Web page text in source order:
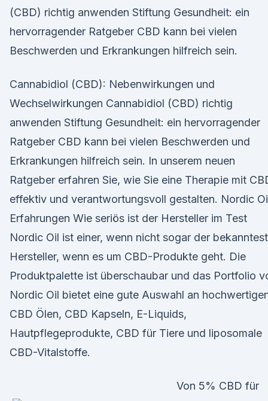
(CBD) richtig anwenden Stiftung Gesundheit: ein
hervorragender Ratgeber CBD kann bei vielen
Beschwerden und Erkrankungen hilfreich sein.
Cannabidiol (CBD): Nebenwirkungen und
Wechselwirkungen Cannabidiol (CBD) richtig
anwenden Stiftung Gesundheit: ein hervorragender
Ratgeber CBD kann bei vielen Beschwerden und
Erkrankungen hilfreich sein. In unserem neuen
Ratgeber erfahren Sie, wie Sie eine Therapie mit
effektiv und verantwortungsvoll gestalten. Nordic
Erfahrungen Wie seriös ist der Hersteller im Test
Nordic Oil ist einer, wenn nicht sogar der
Hersteller, wenn es um CBD-Produkte geht. Die
Produktpalette ist überschaubar und das Portfolio
Nordic Oil bietet eine gute Auswahl an
CBD Ölen, CBD Kapseln, E-Liquids,
Hautpflegeprodukte, CBD für Tiere und liposomale
CBD-Vitalstoffe.
Von 5% CBD für